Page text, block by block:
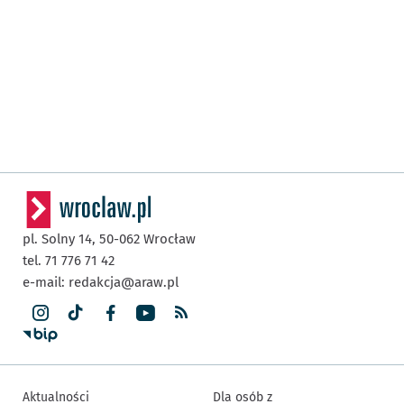
pl. Solny 14, 50-062 Wrocław
tel. 71 776 71 42
e-mail: redakcja@araw.pl
Aktualności Dla osób z